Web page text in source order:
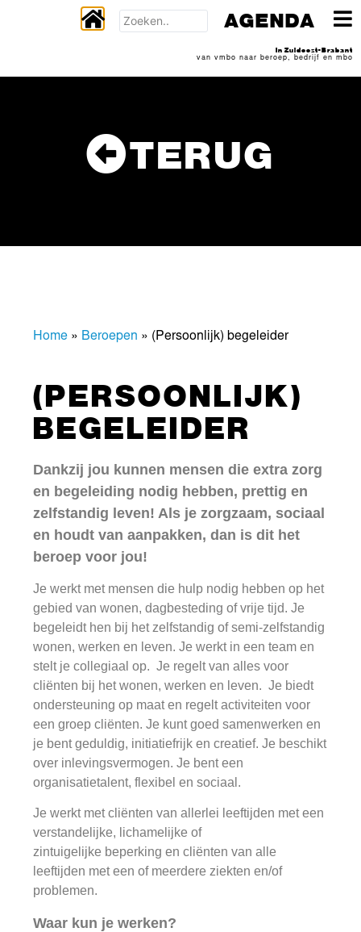
TERUG
Home » Beroepen » (Persoonlijk) begeleider
(PERSOONLIJK)
BEGELEIDER
Dankzij jou kunnen mensen die extra zorg
en begeleiding nodig hebben, prettig en
zelfstandig leven! Als je zorgzaam, sociaal
en houdt van aanpakken, dan is dit het
beroep voor jou!
Je werkt met mensen die hulp nodig hebben op het
gebied van wonen, dagbesteding of vrije tijd. Je
begeleidt hen bij het zelfstandig of semi-zelfstandig
wonen, werken en leven. Je werkt in een team en
stelt je collegiaal op. Je regelt van alles voor
cliënten bij het wonen, werken en leven. Je biedt
ondersteuning op maat en regelt activiteiten voor
een groep cliënten. Je kunt goed samenwerken en
je bent geduldig, initiatiefrijk en creatief. Je beschikt
over inlevingsvermogen. Je bent een
organisatietalent, flexibel en sociaal.
Je werkt met cliënten van allerlei leeftijden met een
verstandelijke, lichamelijke of
zintuigelijke beperking en cliënten van alle
leeftijden met een of meerdere ziekten en/of
problemen.
Waar kun je werken?
AGENDA
In Zuidoost-Brabant
van vmbo naar beroep, bedrijf en mbo